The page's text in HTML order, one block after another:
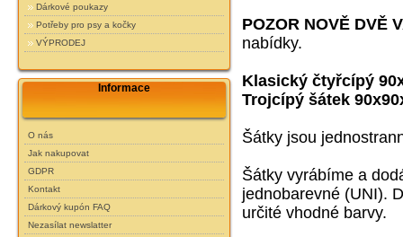
Dárkové poukazy
Potřeby pro psy a kočky
VÝPRODEJ
Informace
O nás
Jak nakupovat
GDPR
Kontakt
Dárkový kupón FAQ
Nezasílat newslatter
POZOR NOVĚ DVĚ
nabídky.
Klasický čtyřcípý
Trojcípý šátek
Šátky jsou
Šátky vyrábíme a
jednobarevné (UNI).
určité vhodné barvy.